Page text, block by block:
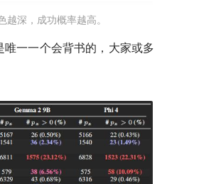
深，成功概率越高。
一一个会背书的，大家或多